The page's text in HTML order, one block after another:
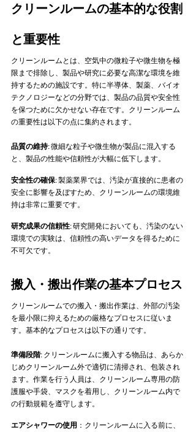
クリーンルームの基本的な役割
と重要性
クリーンルームとは、空気中の微粒子や微生物を極
限まで排除し、製品や研究に必要な高潔な環境を維
持するための施設です。特に半導体、製薬、バイオ
テクノロジーなどの分野では、製品の品質や安全性
を保つために欠かせない存在です。クリーンルーム
の重要性は以下の点に集約されます。
品質の維持: 微細な粒子や微生物が製品に混入する
と、製品の性能や信頼性が大幅に低下します。
安全性の確保: 製薬業界では、汚染が直接的に患者の
安全に影響を及ぼすため、クリーンルームの環境維
持は非常に重要です。
研究成果の信頼性: 研究開発においても、汚染のない
環境での実験は、信頼性の高いデータを得るために
不可欠です。
搬入・搬出作業の基本プロセス
クリーンルームでの搬入・搬出作業は、外部の汚染
を最小限に抑えるための厳格なプロセスに従いま
す。基本的なプロセスは以下の通りです。
準備段階: クリーンルームに搬入する物品は、あらか
じめクリーンルーム外で適切に清掃され、包装され
ます。作業を行う人員は、クリーンルーム専用の防
護服や手袋、マスクを着用し、クリーンルーム内で
の行動規範を遵守します。
エアシャワーの使用 ：クリーンルームに入る前に、